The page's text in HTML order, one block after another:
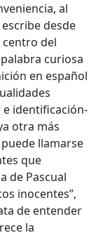
al
desde
centro del
curiosa
en español
identificación-
otra más
llamarse
que
de Pascual
inocentes”,
de entender
la